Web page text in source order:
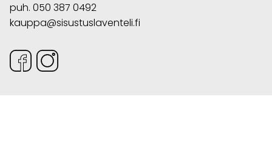
puh. 050 387 0492
kauppa@sisustuslaventeli.fi